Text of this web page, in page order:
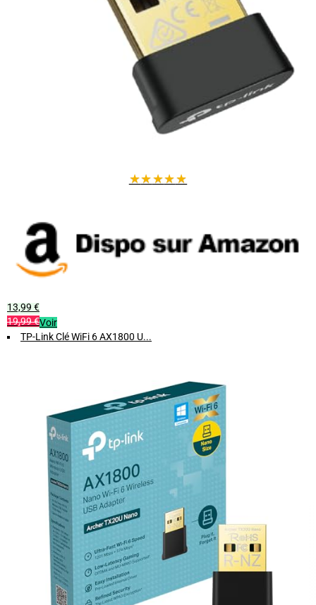
utilisateurs exigeants, notamment gamers et streamers. Sa
technologie tri-bande et ses antennes orientables offrent une
meilleure portée et minimise les interruptions.
★★★★★
13,99 €
19,99 €Voir
TP-Link Clé WiFi 6 AX1800 U...